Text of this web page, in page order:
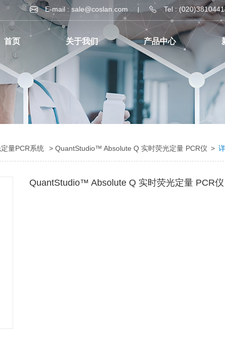
E-mail : sale@coslan.com Tel :
首页 关于我们 产品中心
量PCR系统 > QuantStudio™ Absolute Q 实时荧光定量 PCR仪 >
QuantStudio™ Absolute Q 实时荧光定量 PCR仪